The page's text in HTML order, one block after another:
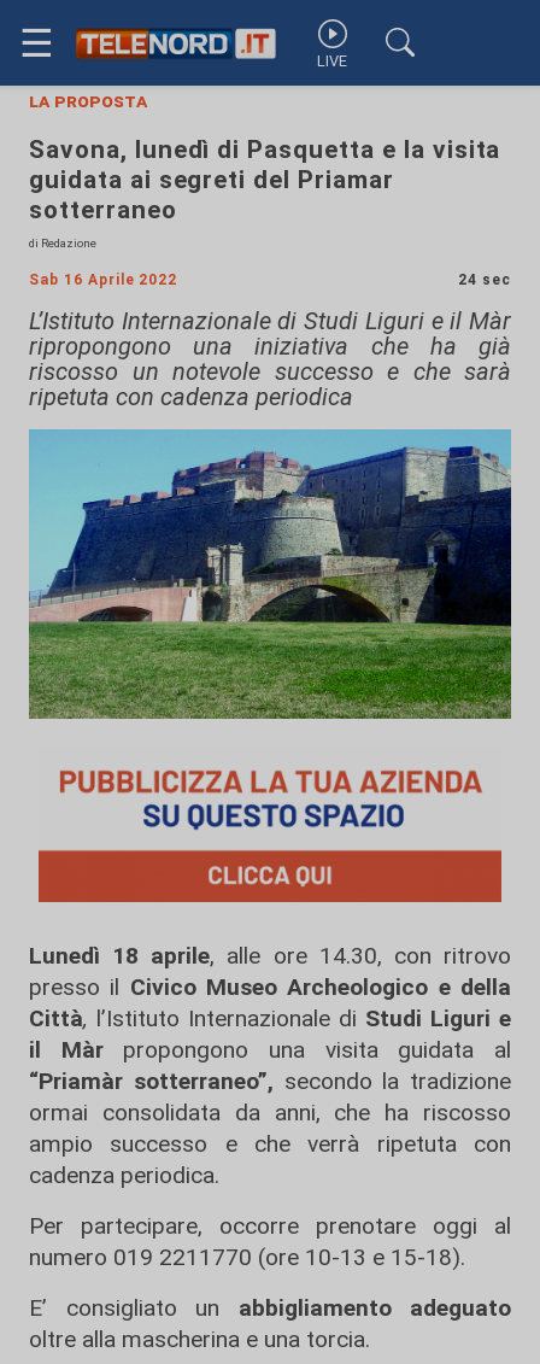
☰ LIVE
la proposta
Savona, lunedì di Pasquetta e la visita
guidata ai segreti del Priamar
sotterraneo
di Redazione
Sab 16 Aprile 2022 24 sec
L’Istituto Internazionale di Studi Liguri e il Màr
ripropongono una iniziativa che ha già
riscosso un notevole successo e che sarà
ripetuta con cadenza periodica
Lunedì 18 aprile, alle ore 14.30, con ritrovo
presso il Civico Museo Archeologico e della
Città, l’Istituto Internazionale di Studi Liguri e
il Màrpropongono una visita guidata al
“Priamàr sotterraneo”, secondo la tradizione
ormai consolidata da anni, che ha riscosso
ampio successo e che verrà ripetuta con
cadenza periodica.
Per partecipare, occorre prenotare oggi al
numero 019 2211770 (ore 10-13 e 15-18).
E’ consigliato un abbigliamento adeguato
oltre alla mascherina e una torcia.